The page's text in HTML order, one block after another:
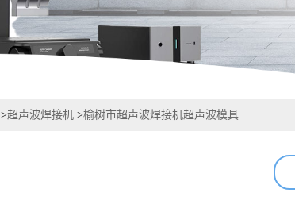
>超声波焊接机 >榆树市超声波焊接机超声波模具